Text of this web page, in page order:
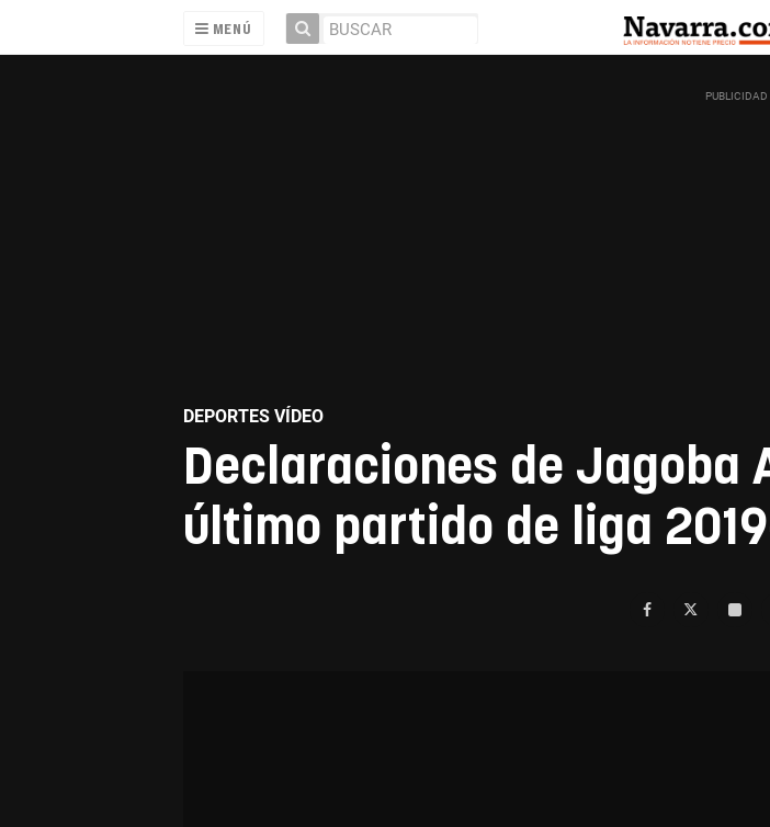
MENÚ
DEPORTES VÍDEO
Declaraciones de Jagoba
último partido de liga